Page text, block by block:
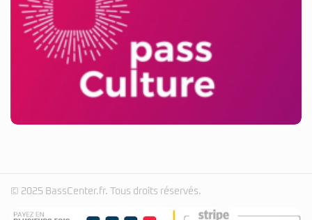
© 2025 BassCenter.fr. Tous droits réservés.